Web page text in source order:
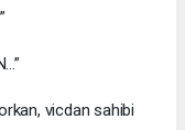
vicdan sahibi